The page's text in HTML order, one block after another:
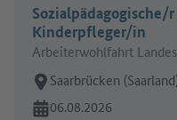
Kinderpfleger/in
Arbeiterwohlfahrt
Arbeitsort:
Saarbrücken
Online seit:
06.08.2026